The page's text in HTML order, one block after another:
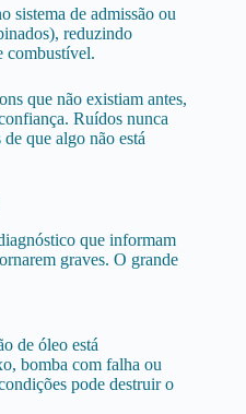
sistema de admissão ou
reduzindo
combustível.
que não existiam antes,
Ruídos nunca
que algo não está
que informam
graves. O grande
de óleo está
bomba com falha ou
pode destruir o